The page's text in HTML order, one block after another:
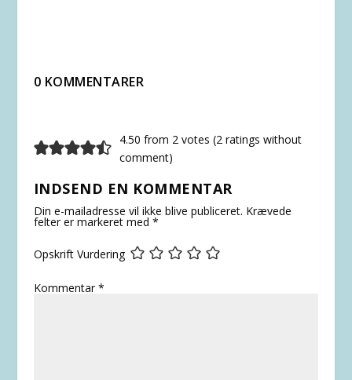
0 KOMMENTARER
4.50 from 2 votes (2 ratings without
comment)
INDSEND EN KOMMENTAR
Din e-mailadresse vil ikke blive publiceret. Krævede
felter er markeret med *
Opskrift Vurdering
Kommentar*